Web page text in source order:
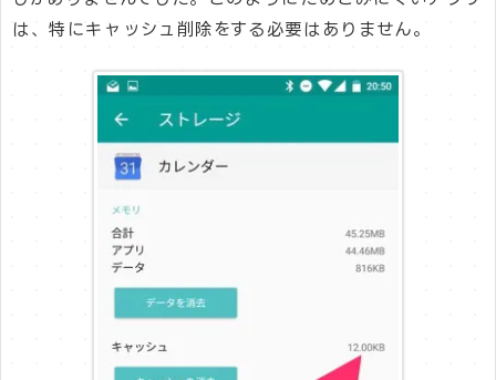
は、特にキャッシュ削除をする必要はありません。